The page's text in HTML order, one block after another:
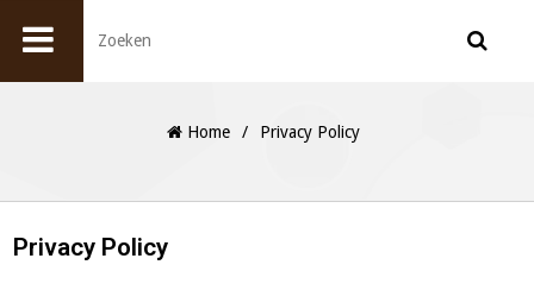
Home / Privacy Policy
Privacy Policy